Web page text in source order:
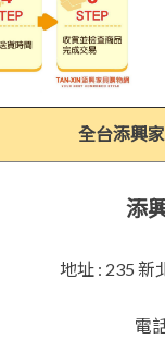
全台添興
添
地址 : 235 新
電